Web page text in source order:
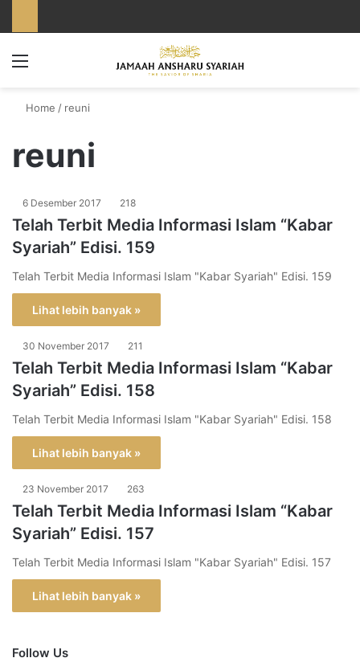
Home / reuni
reuni
6 Desember 2017 218
Telah Terbit Media Informasi Islam “Kabar
Syariah” Edisi. 159
Telah Terbit Media Informasi Islam "Kabar Syariah" Edisi. 159
Lihat lebih banyak »
30 November 2017 211
Telah Terbit Media Informasi Islam “Kabar
Syariah” Edisi. 158
Telah Terbit Media Informasi Islam "Kabar Syariah" Edisi. 158
Lihat lebih banyak »
23 November 2017 263
Telah Terbit Media Informasi Islam “Kabar
Syariah” Edisi. 157
Telah Terbit Media Informasi Islam "Kabar Syariah" Edisi. 157
Lihat lebih banyak »
Follow Us